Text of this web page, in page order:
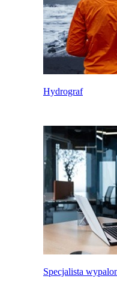
Hydrograf
Specjalista